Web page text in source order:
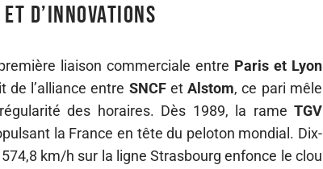
d’innovations
liaison commerciale entre Paris et Lyon
l’alliance entre SNCFetAlstom, ce pari mêle
des horaires. Dès 1989, la rame TGV
la France en tête du peloton mondial. Dix-
574,8 km/h sur la ligne Strasbourg enfonce le clou